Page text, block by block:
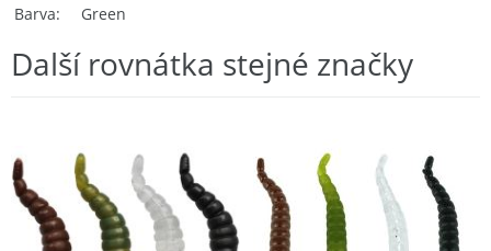
Barva
Green
Další rovnátka stejné značky